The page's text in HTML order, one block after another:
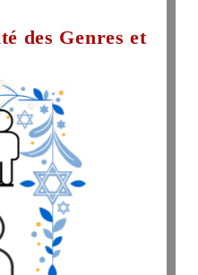
des Genres et